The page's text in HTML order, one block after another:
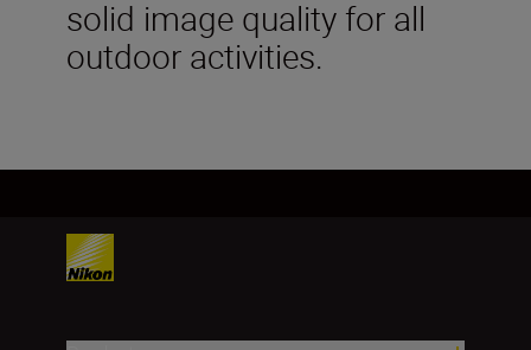
solid image quality for all
outdoor activities.